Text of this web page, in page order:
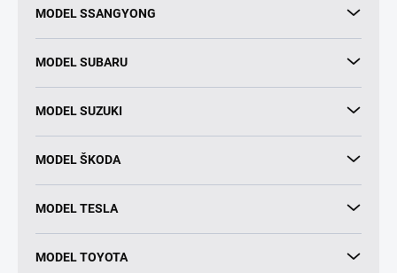
MODEL SSANGYONG
MODEL SUBARU
MODEL SUZUKI
MODEL ŠKODA
MODEL TESLA
MODEL TOYOTA